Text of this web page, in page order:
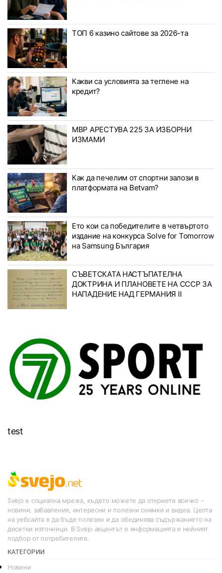
ТОП 6 казино сайтове за 2026-та
Какви са условията за теглене на
кредит?
МВР АРЕСТУВА 225 ЗА ИЗБОРНИ
ИЗМАМИ
Как да печелим от спортни залози в
платформата на Betvam?
Ето кои са победителите в четвъртото
издание на конкурса Solve for Tomorrow
на Samsung България
СЪВЕТСКАТА НАСТЪПАТЕЛНА
ДОКТРИНА И ПЛАНОВЕТЕ НА СССР ЗА
НАПАДЕНИЕ НАД ГЕРМАНИЯ II
test
Svejo е социална мрежа, където можете да откриете всичко –
новини, забавления, интересни и полезни снимки и видеа. Целта
на уебсайта е да бъде полезен и да обединява съдържанието на
десетки източници. В Svejo акцентът е информацията и нейният
подбор от потребителите.
КАТЕГОРИИ
Новини